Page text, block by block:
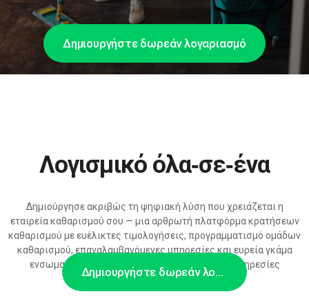
Δημιουργήστε δωρεάν λογαριασμό
Δημιουργήστε δωρεάν λογαριασμό
Λογισμικό όλα‑σε‑ένα
Δημιούργησε ακριβώς τη ψηφιακή λύση που χρειάζεται η
εταιρεία καθαρισμού σου — μια αρθρωτή πλατφόρμα κρατήσεων
καθαρισμού με ευέλικτες τιμολογήσεις, προγραμματισμό ομάδων
καθαρισμού, επαναλαμβανόμενες υπηρεσίες και ευρεία γκάμα
ενσωματώσεων, έτοιμη να αναπτυχθεί με τις υπηρεσίες
καθαρισμού σου.